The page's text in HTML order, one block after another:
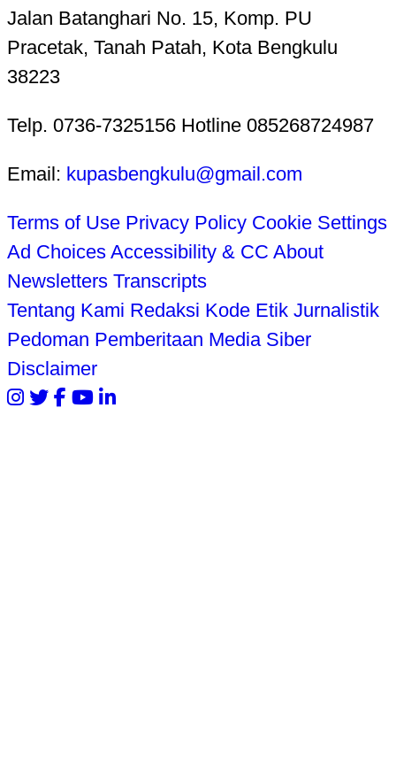
Jalan Batanghari No. 15, Komp. PU
Pracetak, Tanah Patah, Kota Bengkulu
38223
Telp. 0736-7325156 Hotline 085268724987
Email: kupasbengkulu@gmail.com
Terms of Use Privacy Policy Cookie Settings
Ad Choices Accessibility & CC About
Newsletters Transcripts
Tentang Kami Redaksi Kode Etik Jurnalistik
Pedoman Pemberitaan Media Siber
Disclaimer